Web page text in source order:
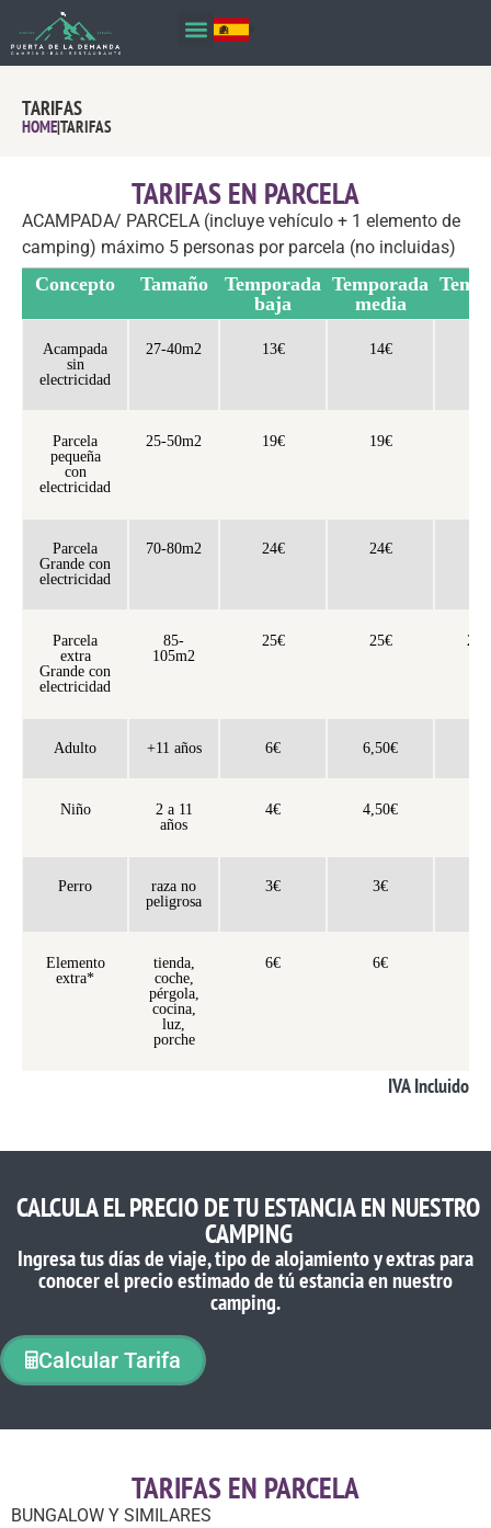
TARIFAS
HOME|TARIFAS
TARIFAS EN PARCELA
ACAMPADA/ PARCELA (incluye vehículo + 1 elemento de
camping) máximo 5 personas por parcela (no incluidas)
Concepto Tamaño
Temporada
baja
Temporada
media
Acampada
sin
electricidad
27-40m2 13€ 14€
Parcela
pequeña
con
electricidad
25-50m2 19€ 19€
Parcela
Grande con
electricidad
70-80m2 24€ 24€
Parcela
extra
Grande con
electricidad
85-
105m2
25€ 25€
Adulto +11 años 6€ 6,50€
Niño
2 a 11
años
4€ 4,50€
Perro
raza no
peligrosa
3€ 3€
Elemento
extra*
tienda,
coche,
pérgola,
cocina,
luz,
porche
6€ 6€
IVA Incluido
CALCULA EL PRECIO DE TU ESTANCIA EN NUESTRO
CAMPING
Ingresa tus días de viaje, tipo de alojamiento y extras para
conocer el precio estimado de tú estancia en nuestro
camping.
Calcular Tarifa
TARIFAS EN PARCELA
BUNGALOW Y SIMILARES